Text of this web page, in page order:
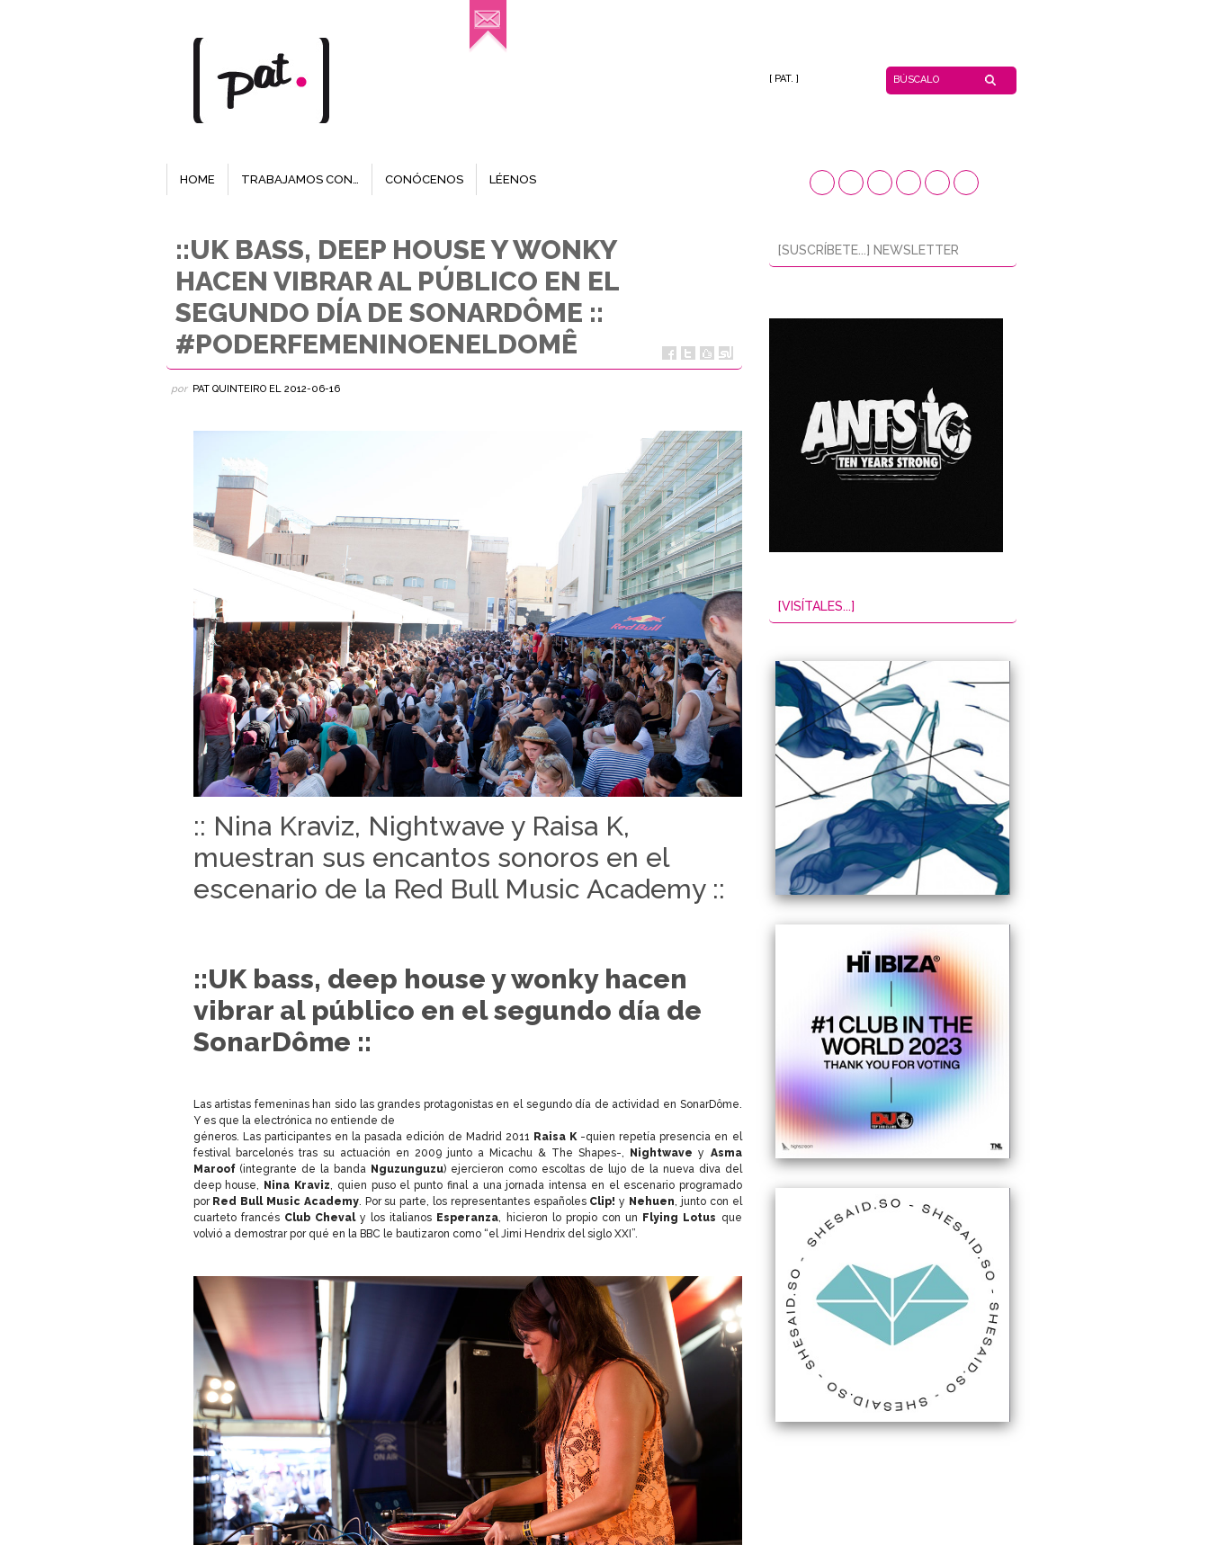
[ PAT. ]
HOME TRABAJAMOS CON… CONÓCENOS LÉENOS
::UK BASS, DEEP HOUSE Y WONKY
HACEN VIBRAR AL PÚBLICO EN EL
SEGUNDO DÍA DE SONARDÔME ::
#PODERFEMENINOENELDOMÊ
por PAT QUINTEIROEL 2012-06-16
:: Nina Kraviz, Nightwave y Raisa K,
muestran sus encantos sonoros en el
escenario de la Red Bull Music Academy ::
::UK bass, deep house y wonky hacen
vibrar al público en el segundo día de
SonarDôme ::
Las artistas femeninas han sido las grandes protagonistas en el segundo día de actividad en SonarDôme.
Y es que la electrónica no entiende de
géneros. Las participantes en la pasada edición de Madrid 2011 Raisa K -quien repetía presencia en el
festival barcelonés tras su actuación en 2009 junto a Micachu & The Shapes-, Nightwave y Asma
Maroof (integrante de la banda Nguzunguzu) ejercieron como escoltas de lujo de la nueva diva del
deep house, Nina Kraviz , quien puso el punto final a una jornada intensa en el escenario programado
por Red Bull Music Academy. Por su parte, los representantes españoles Clip! y Nehuen , junto con el
cuarteto francés Club Chevaly los italianos Esperanza , hicieron lo propio con un Flying Lotus que
volvió a demostrar por qué en la BBC le bautizaron como “el Jimi Hendrix del siglo XXI”.
[SUSCRÍBETE...] NEWSLETTER
[VISÍTALES...]